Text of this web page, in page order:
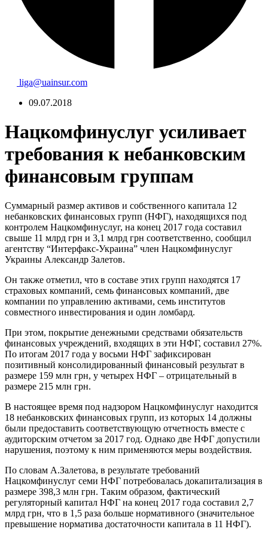
liga@uainsur.com
09.07.2018
Нацкомфинуслуг усиливает
требования к небанковским
финансовым группам
Суммарный размер активов и собственного капитала 12
небанковских финансовых групп (НФГ), находящихся под
контролем Нацкомфинуслуг, на конец 2017 года составил
свыше 11 млрд грн и 3,1 млрд грн соответственно, сообщил
агентству “Интерфакс-Украина” член Нацкомфинуслуг
Украины Александр Залетов.
Он также отметил, что в составе этих групп находятся 17
страховых компаний, семь финансовых компаний, две
компании по управлению активами, семь институтов
совместного инвестирования и один ломбард.
При этом, покрытие денежными средствами обязательств
финансовых учреждений, входящих в эти НФГ, составил 27%.
По итогам 2017 года у восьми НФГ зафиксирован
позитивный консолидированный финансовый результат в
размере 159 млн грн, у четырех НФГ – отрицательный в
размере 215 млн грн.
В настоящее время под надзором Нацкомфинуслуг находится
18 небанковских финансовых групп, из которых 14 должны
были предоставить соответствующую отчетность вместе с
аудиторским отчетом за 2017 год. Однако две НФГ допустили
нарушения, поэтому к ним применяются меры воздействия.
По словам А.Залетова, в результате требований
Нацкомфинуслуг семи НФГ потребовалась докапитализация в
размере 398,3 млн грн. Таким образом, фактический
регуляторный капитал НФГ на конец 2017 года составил 2,7
млрд грн, что в 1,5 раза больше нормативного (значительное
превышение норматива достаточности капитала в 11 НФГ).